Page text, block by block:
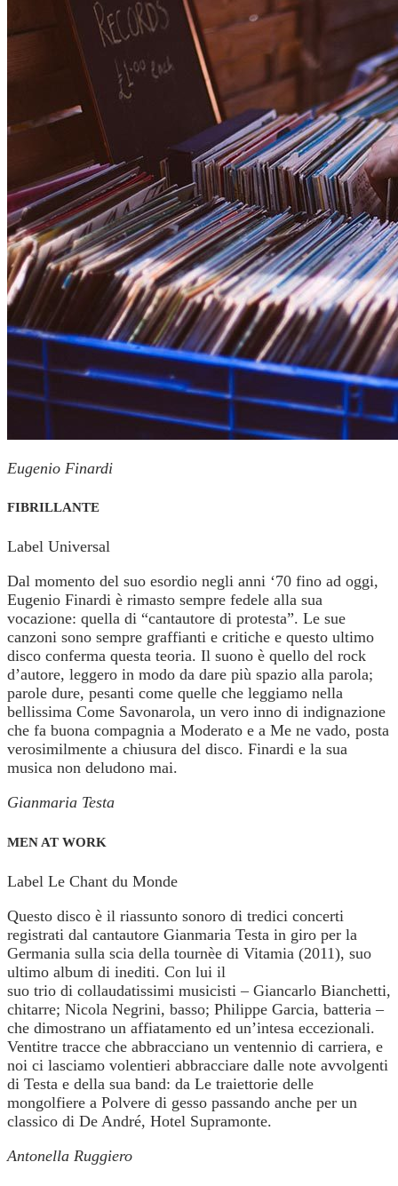
Eugenio Finardi
FIBRILLANTE
Label Universal
Dal momento del suo esordio negli anni ‘70 fino ad oggi,
Eugenio Finardi è rimasto sempre fedele alla sua
vocazione: quella di “cantautore di protesta”. Le sue
canzoni sono sempre graffianti e critiche e questo ultimo
disco conferma questa teoria. Il suono è quello del rock
d’autore, leggero in modo da dare più spazio alla parola;
parole dure, pesanti come quelle che leggiamo nella
bellissima Come Savonarola, un vero inno di indignazione
che fa buona compagnia a Moderato e a Me ne vado, posta
verosimilmente a chiusura del disco. Finardi e la sua
musica non deludono mai.
Gianmaria Testa
MEN AT WORK
Label Le Chant du Monde
Questo disco è il riassunto sonoro di tredici concerti
registrati dal cantautore Gianmaria Testa in giro per la
Germania sulla scia della tournèe di Vitamia (2011), suo
ultimo album di inediti. Con lui il
suo trio di collaudatissimi musicisti – Giancarlo Bianchetti,
chitarre; Nicola Negrini, basso; Philippe Garcia, batteria –
che dimostrano un affiatamento ed un’intesa eccezionali.
Ventitre tracce che abbracciano un ventennio di carriera, e
noi ci lasciamo volentieri abbracciare dalle note avvolgenti
di Testa e della sua band: da Le traiettorie delle
mongolfiere a Polvere di gesso passando anche per un
classico di De André, Hotel Supramonte.
Antonella Ruggiero